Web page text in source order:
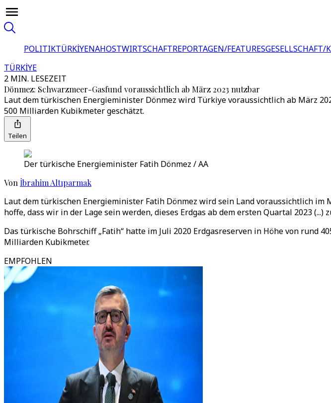
POLITIKTÜRKİYENAHOSTWIRTSCHAFTREPORTAGEN/FEATURESGESELLSCHAFT/
TÜRKİYE
2 MIN. LESEZEIT
Dönmez: Schwarzmeer-Gasfund voraussichtlich ab März 2023 nutzbar
Laut dem türkischen Energieminister Dönmez wird Türkiye voraussichtlich ab März
500 Milliarden Kubikmeter geschätzt.
Teilen
Der türkische Energieminister Fatih Dönmez / AA
Von İbrahim Altıparmak
Laut dem türkischen Energieminister Fatih Dönmez wird sein Land voraussichtlich im
hoffe, dass wir in der Lage sein werden, dieses Erdgas ab dem ersten Quartal 2023
Das türkische Bohrschiff „Fatih“ hatte im Juli 2020 Erdgasreserven in Höhe von rund
Milliarden Kubikmeter.
EMPFOHLEN